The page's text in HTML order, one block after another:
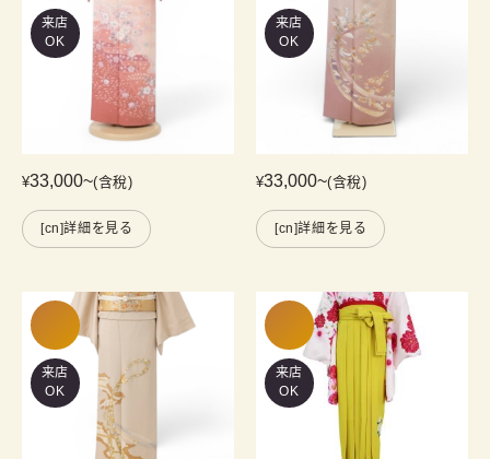
来店
OK
¥33,000~(含稅)
[cn]詳細を見る
来店
OK
¥33,000~(含稅)
[cn]詳細を見る
来店
OK
来店
OK